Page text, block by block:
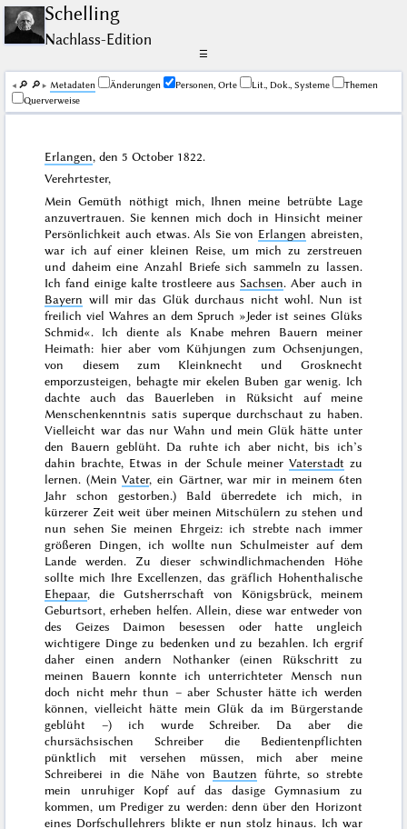
Schelling
Nachlass-Edition
☰
🔎︎ 🔎︎ Me­ta­da­ten Änderungen Personen, Orte Lit., Dok., Systeme
Themen
Querverweise
Erlangen, den5 October 1822.
Verehrtester,
Mein Gemüth nöthigt mich, Ihnen meine betrübte Lage
anzuvertrauen. Sie kennen mich doch in Hinsicht meiner
Persönlichkeit auch etwas. Als Sie von Erlangen abreisten,
war ich auf einer kleinen Reise, um mich zu zerstreuen
und daheim eine Anzahl Briefe sich sammeln zu lassen.
Ich fand einige kalte trostleere aus Sachsen. Aber auch in
Bayern will mir das Glük durchaus nicht wohl. Nun ist
freilich viel Wahres an dem Spruch »Jeder ist seines Glüks
Schmid«. Ich diente als Knabe mehren Bauern meiner
Heimath: hier aber vom Kühjungen zum Ochsenjungen,
von diesem zum Kleinknecht und Grosknecht
emporzusteigen, behagte mir ekelen Buben gar wenig. Ich
dachte auch das Bauerleben in Rüksicht auf meine
Menschenkenntnissatis superque durchschaut zu haben.
Vielleicht war das nur Wahn und mein Glük hätte unter
den Bauern geblüht. Da ruhte ich aber nicht, bis ich’s
dahin brachte, Etwas in der Schule meiner Vaterstadt zu
lernen. (MeinVater, ein Gärtner, war mir in meinem 6ten
Jahr schon gestorben.) Bald überredete ich mich, in
kürzerer Zeit weit über meinen Mitschülern zu stehen und
nun sehen Sie meinen Ehrgeiz: ich strebte nach immer
größeren Dingen, ich wollte nun Schulmeister auf dem
Lande werden. Zu dieser schwindlichmachenden Höhe
sollte mich Ihre Excellenzen, das gräflich Hohenthalische
Ehepaar, die Gutsherrschaft von Königsbrück, meinem
Geburtsort, erheben helfen. Allein, diese war entweder von
des Geizes Daimon besessen oder hatte ungleich
wichtigere Dinge zu bedenken und zu bezahlen. Ich ergrif
daher einen andern Nothanker (einen Rükschritt zu
meinen Bauern konnte ich unterrichteter Mensch nun
doch nicht mehr thun – aber Schuster hätte ich werden
können, vielleicht hätte mein Glük da im Bürgerstande
geblüht –) ich wurde Schreiber. Da aber die
chursächsischen Schreiber die Bedientenpflichten
pünktlich mit versehen müssen, mich aber meine
Schreiberei in die Nähe von Bautzen führte, so strebte
mein unruhiger Kopf auf das dasige Gymnasium zu
kommen, um Prediger zu werden: denn über den Horizont
eines Dorfschullehrers blikte er nun stolz hinaus. Ich war